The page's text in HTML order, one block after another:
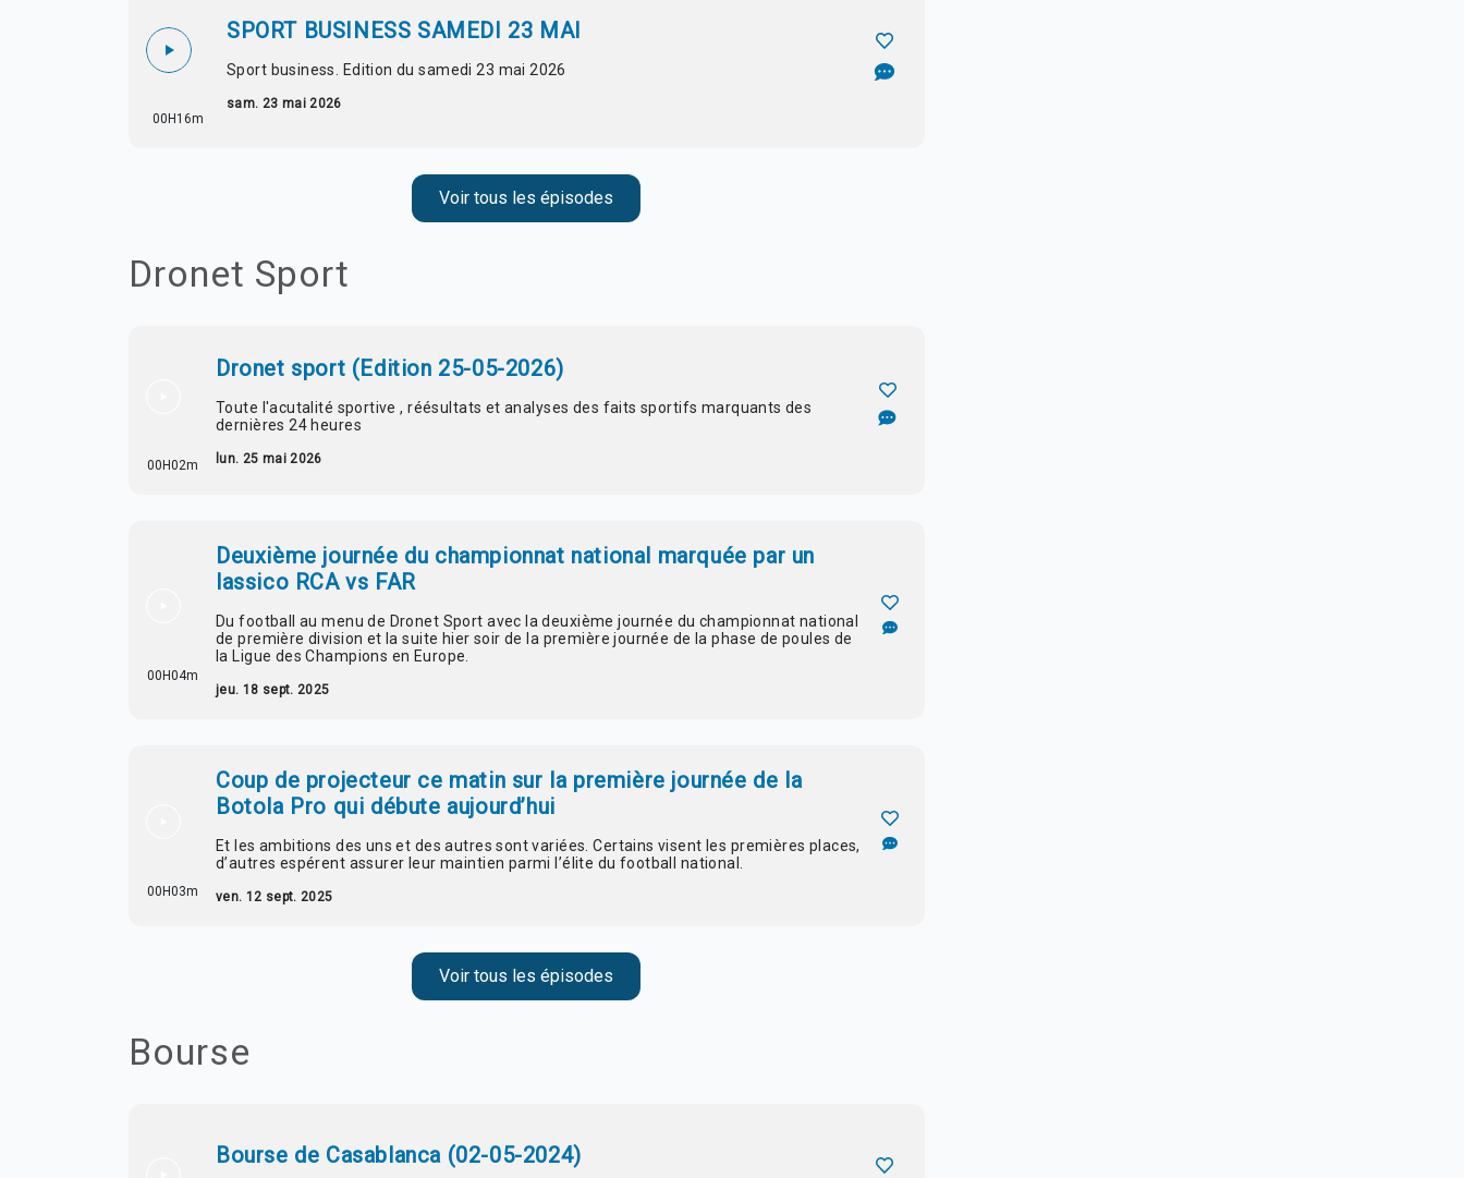
00H16m
SPORT BUSINESS SAMEDI 23 MAI
Sport business. Edition du samedi 23 mai 2026
sam. 23 mai 2026
Voir tous les épisodes
Dronet Sport
00H02m
Dronet sport (Edition 25-05-2026)
Toute l'acutalité sportive , réésultats et analyses des faits sportifs marquants des
dernières 24 heures
lun. 25 mai 2026
00H04m
Deuxième journée du championnat national marquée par un
lassico RCA vs FAR
Du football au menu de Dronet Sport avec la deuxième journée du championnat national
de première division et la suite hier soir de la première journée de la phase de poules de
la Ligue des Champions en Europe.
jeu. 18 sept. 2025
00H03m
Coup de projecteur ce matin sur la première journée de la
Botola Pro qui débute aujourd’hui
Et les ambitions des uns et des autres sont variées. Certains visent les premières places,
d’autres espérent assurer leur maintien parmi l’élite du football national.
ven. 12 sept. 2025
Voir tous les épisodes
Bourse
Bourse de Casablanca (02-05-2024)